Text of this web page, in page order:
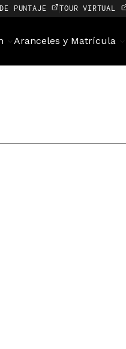
PUNTAJE TOUR VIRTUAL
Aranceles y Matrícula